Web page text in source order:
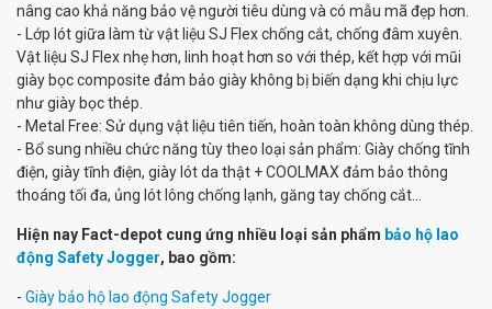
nâng cao khả năng bảo vệ người tiêu dùng và có mẫu mã đẹp hơn.
- Lớp lót giữa làm từ vật liệu SJ Flex chống cắt, chống đâm xuyên.
Vật liệu SJ Flex nhẹ hơn, linh hoạt hơn so với thép, kết hợp với mũi
giày bọc composite đảm bảo giày không bị biến dạng khi chịu lực
như giày bọc thép.
- Metal Free: Sử dụng vật liệu tiên tiến, hoàn toàn không dùng thép.
- Bổ sung nhiều chức năng tùy theo loại sản phẩm: Giày chống tĩnh
điện, giày tĩnh điện, giày lót da thật + COOLMAX đảm bảo thông
thoáng tối đa, ủng lót lông chống lạnh, găng tay chống cắt...
Hiện nay Fact-depot cung ứng nhiều loại sản phẩm bảo hộ lao
động Safety Jogger, bao gồm:
- Giày bảo hộ lao động Safety Jogger